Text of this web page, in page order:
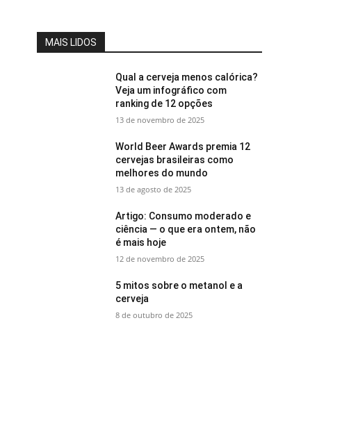
MAIS LIDOS
Qual a cerveja menos calórica?
Veja um infográfico com
ranking de 12 opções
13 de novembro de 2025
World Beer Awards premia 12
cervejas brasileiras como
melhores do mundo
13 de agosto de 2025
Artigo: Consumo moderado e
ciência — o que era ontem, não
é mais hoje
12 de novembro de 2025
5 mitos sobre o metanol e a
cerveja
8 de outubro de 2025